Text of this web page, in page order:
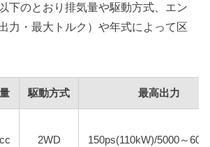
下のとおり排気量や駆動方式、エン
力・最大トルク）や年式によって区
駆動方式 最高出力
2WD
150ps(110kW)/5000～